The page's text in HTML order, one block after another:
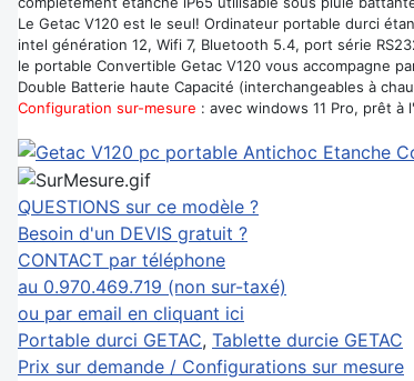
Le Getac V120 est le seul! Ordinateur portable durci
intel génération 12, Wifi 7, Bluetooth 5.4, port série
le portable Convertible Getac V120 vous accompagne
Double Batterie haute Capacité (interchangeables à
Configuration sur-mesure : avec windows 11 Pro, prêt
QUESTIONS sur ce modèle ?
Besoin d'un DEVIS gratuit ?
CONTACT par téléphone
au 0.970.469.719 (non sur-taxé)
ou par email en cliquant ici
Portable durci GETAC, Tablette durcie GETAC
Prix sur demande / Configurations sur mesure